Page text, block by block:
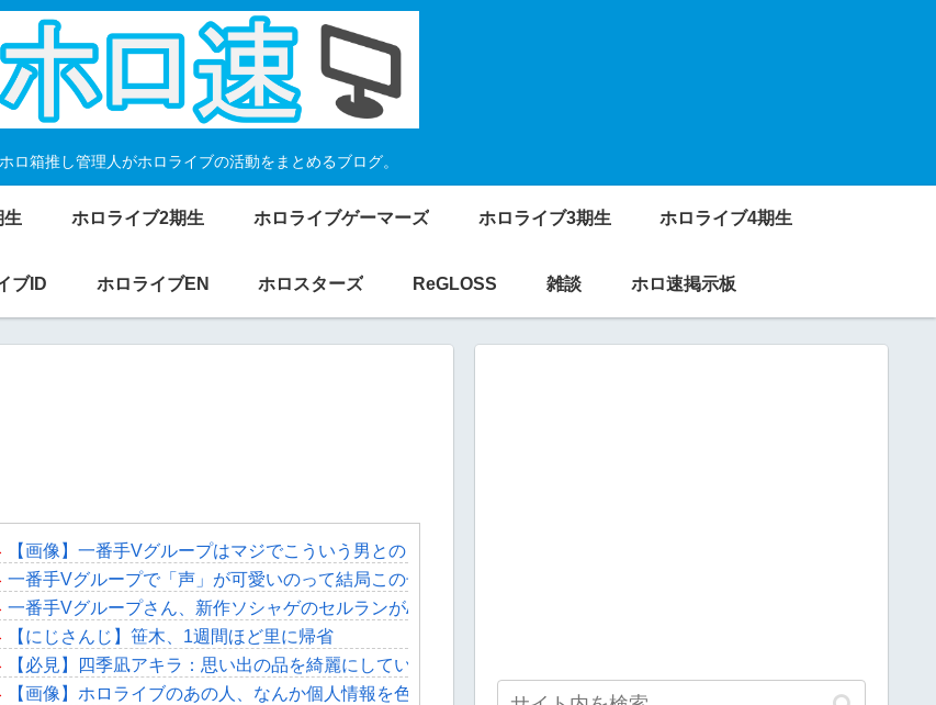
ホロ箱推し管理人がホロライブの活動をまとめるブログ。
生 ホロライブ2期生 ホロライブゲーマーズ ホロライブ3期生 ホロライブ4期生
ブID ホロライブEN ホロスターズ ReGLOSS 雑談 ホロ速掲示板
る。クルタ族の虐殺犯人がツェリードニヒだった模様！
近は焼肉屋で最初にビールを頼むくらい好き」
！本日18時に詳細公開
可】
【画像】一番手Vグループはマジでこういう男とのコラボも解禁したほうがいいよ
一番手Vグループで「声」が可愛いのって結局この子だよなｗ
一番手Vグループさん、新作ソシャゲのセルランがAndroidとiPhoneで違うと話題に……
【にじさんじ】笹木、1週間ほど里に帰省
【必見】四季凪アキラ：思い出の品を綺麗にしていく。
【画像】ホロライブのあの人、なんか個人情報を色々映してしまうｗｗｗｗｗｗ